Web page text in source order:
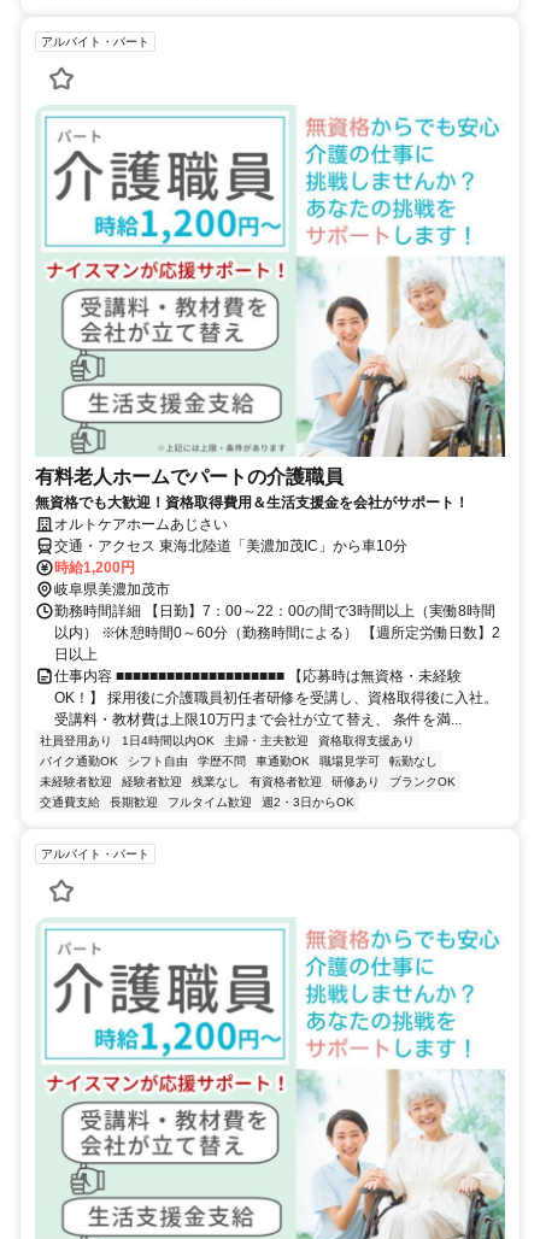
アルバイト・パート
有料老人ホームでパートの介護職員
無資格でも大歓迎！資格取得費用＆生活支援金を会社がサポート！
オルトケアホームあじさい
交通・アクセス 東海北陸道「美濃加茂IC」から車10分
時給1,200円
岐阜県美濃加茂市
勤務時間詳細 【日勤】7：00～22：00の間で3時間以上（実働8時間
以内） ※休憩時間0～60分（勤務時間による） 【週所定労働日数】2
日以上
仕事内容 ■■■■■■■■■■■■■■■■■■■■ 【応募時は無資格・未経験
OK！】 採用後に介護職員初任者研修を受講し、資格取得後に入社。
受講料・教材費は上限10万円まで会社が立て替え、 条件を満...
社員登用あり 1日4時間以内OK 主婦・主夫歓迎
資格取得支援あり
バイク通勤OK
シフト自由 学歴不問 車通勤OK 職場見学可
転勤なし
未経験者歓迎
経験者歓迎 残業なし 有資格者歓迎 研修あり
ブランクOK
交通費支給
長期歓迎 フルタイム歓迎 週2・3日からOK
アルバイト・パート